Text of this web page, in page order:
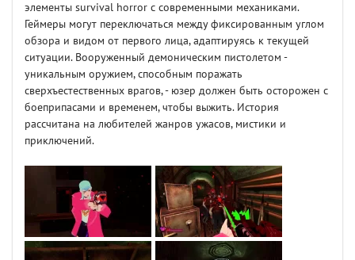
элементы survival horror с современными механиками.
Геймеры могут переключаться между фиксированным углом
обзора и видом от первого лица, адаптируясь к текущей
ситуации. Вооруженный демоническим пистолетом -
уникальным оружием, способным поражать
сверхъестественных врагов, - юзер должен быть осторожен с
боеприпасами и временем, чтобы выжить. История
рассчитана на любителей жанров ужасов, мистики и
приключений.